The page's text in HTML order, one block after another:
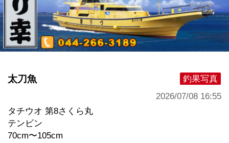
釣果写真
太刀魚
2026/07/08 16:55
タチウオ 第8さくら丸
テンビン
70cm〜105cm